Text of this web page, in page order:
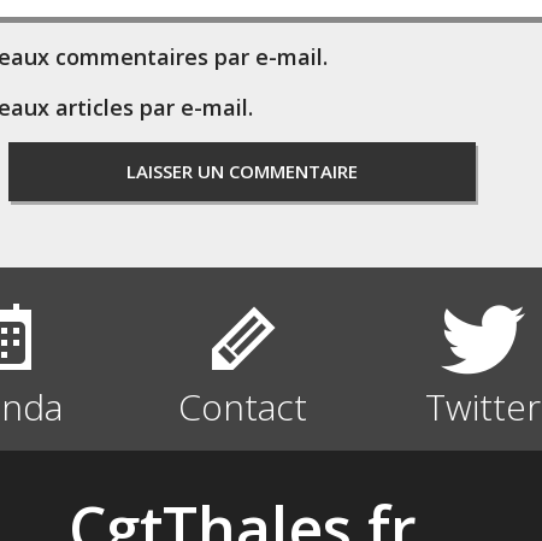
commentaires par e-mail.
articles par e-mail.
Contact Twitter